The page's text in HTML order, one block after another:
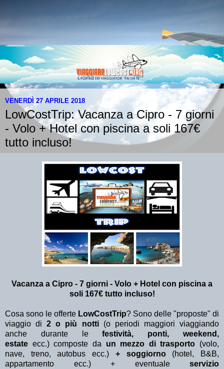
VENERDÌ 27 APRILE 2018
LowCostTrip: Vacanza a Cipro - 7 giorni
- Volo + Hotel con piscina a soli 167€
tutto incluso!
Vacanza a Cipro - 7 giorni - Volo + Hotel con piscina a
soli 167€ tutto incluso!
Cosa sono le offerte LowCostTrip? Sono delle "proposte" di
viaggio di2 o più notti (o periodi maggiori viaggiando
anche durante lefestività, ponti, weekend,
estate ecc.) composte da un mezzo di trasporto (volo,
nave, treno, autobus ecc.) + soggiorno(hotel, B&B,
appartamento ecc.) + eventuale servizio